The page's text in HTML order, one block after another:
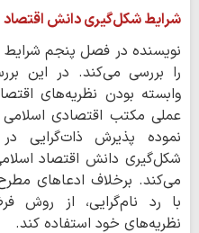
شرایط شکل‌گیری دانش اقتصاد
نویسنده در فصل پنجم
را بررسی می‌کند. در این
وابسته بودن نظریه‌های
عملی مکتب اقتصادی اسلامی
نموده پذیرش ذات‌گرایی
شکل‌گیری دانش اقتصاد
می‌کند. برخلاف ادعاهای
با رد نام‌گرایی، از روش
نظریه‌های خود استفاده کند.